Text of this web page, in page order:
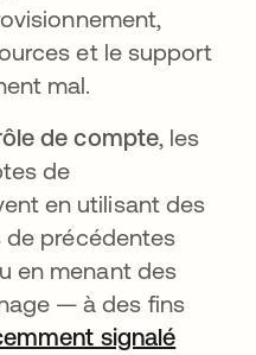
et le support
mal.
de compte, les
de
en utilisant des
précédentes
en menant des
— à des fins
signalé